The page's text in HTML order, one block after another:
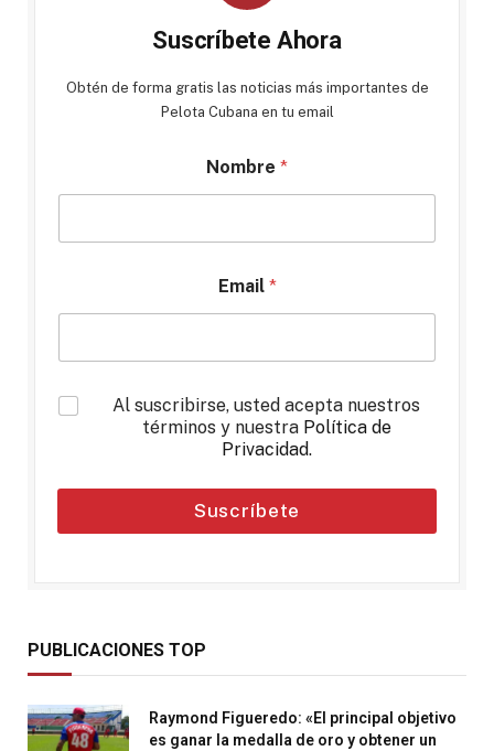
Suscríbete Ahora
Obtén de forma gratis las noticias más importantes de
Pelota Cubana en tu email
Nombre *
Email *
*
Al suscribirse, usted acepta nuestros
términos y nuestra Política de
Privacidad.
Suscríbete
PUBLICACIONES TOP
Raymond Figueredo: «El principal objetivo
es ganar la medalla de oro y obtener un